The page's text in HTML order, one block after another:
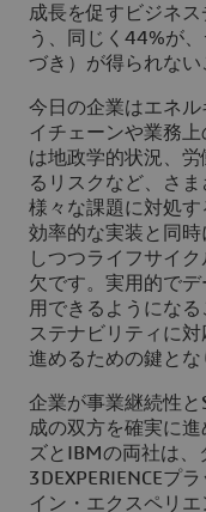
成長を促すビジネ
う、同じく44%が
づき）が得られない
今日の企業はエネ
イチェーンや業務
は地政学的状況、
るリスクなど、さ
様々な課題に対処
効率的な実装と同
しつつライフサイ
欠です。実用的で
用できるようにな
ステナビリティに
進めるための鍵とな
企業が事業継続性と
成の双方を確実に
ズとIBMの両社は、
3DEXPERIENCEプ
イン・エクスペリ